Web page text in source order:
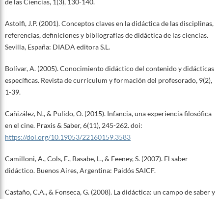
de las Ciencias, 1(3), 130-140.
Astolfi, J.P. (2001). Conceptos claves en la didáctica de las disciplinas,
referencias, definiciones y bibliografías de didáctica de las ciencias.
Sevilla, España: DIADA editora S.L.
Bolívar, A. (2005). Conocimiento didáctico del contenido y didácticas
específicas. Revista de currículum y formación del profesorado, 9(2),
1-39.
Cañizález, N., & Pulido, O. (2015). Infancia, una experiencia filosófica
en el cine. Praxis & Saber, 6(11), 245-262. doi:
https://doi.org/10.19053/22160159.3583
Camilloni, A., Cols, E., Basabe, L., & Feeney, S. (2007). El saber
didáctico. Buenos Aires, Argentina: Paidós SAICF.
Castaño, C.A., & Fonseca, G. (2008). La didáctica: un campo de saber y